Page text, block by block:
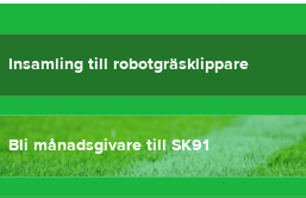
Insamling till robotgräsklippare
Bli månadsgivare till SK91